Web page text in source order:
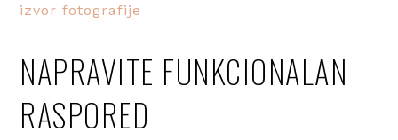
izvor fotografije
NAPRAVITE FUNKCIONALAN
RASPORED